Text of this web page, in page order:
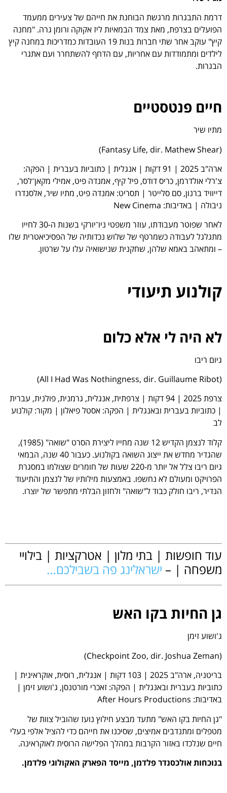
דרמת התבגרות מרגשת הבוחנת את חייהם של צעירים ממעמד
הפועלים בצרפת, מאת צמד הבמאיות ליז אקוקה ורומן גרה. "מחנה
קיץ" עוקב אחר שתי חברות בנות 19 העובדות כמדריכות במחנה קיץ
לילדים ומתמודדות עם אחריות, עם הדחף להשתחרר ועם אתגרי
הבגרות.
חיים פנטסטיים
מתיו שיר
(Fantasy Life, dir. Mathew Shear)
ארה"ב 2025 | 91 דקות | אנגלית | כתוביות בעברית | הפקה:
צ'רלי אולדרמן, כריס דודס, פיל קיף, אמנדה פיט, אמילי מקאן־לסר,
דייוויד ברנון, סם סלייטר | תסריט: אמנדה פיט, מתיו שיר, אלסנדרו
ניבולה | באדיבות: New Cinema
לאחר שפוטר מעבודתו, עוזר משפטי ניו־יורקי בשנות ה-30 לחייו
מתגלגל לעבודה כשמרטף של שלוש נכדותיה של הפסיכיאטרית שלו
– ומתאהב באמא שלהן, שחקנית שנישואיה עלו על שרטון.
קולנוע תיעודי
לא היה לי אלא כלום
גיום ריבו
(All I Had Was Nothingness, dir. Guillaume Ribot)
צרפת 2025 | 94 דקות | צרפתית, אנגלית, גרמנית, פולנית, עברית
| כתוביות בעברית ובאנגלית | הפקה: אסטל פיאלון | מקור: קולנוע
לב
קלוד לנצמן הקדיש 12 שנה מחייו ליצירת הסרט "שואה" (1985),
שהגדיר מחדש את ייצוג השואה בקולנוע. כעבור 40 שנה, הבמאי
גיום ריבו צלל אל יותר מ-220 שעות של חומרים שצולמו במסגרת
הפרויקט ומעולם לא נחשפו. באמצעות מילותיו של לנצמן והתיעוד
הנדיר, ריבו חולק כבוד ל"שואה" ולחזון הבלתי מתפשר של יוצרו.
עוד חופשות | בתי מלון | אטרקציות | בילויי
משפחה | – ישראלינג פה בשבילכם…
גן החיות בקו האש
ג'ושוע זימן
(Checkpoint Zoo, dir. Joshua Zeman)
בריטניה, ארה"ב 2025 | 103 דקות | אנגלית, רוסית, אוקראינית |
כתוביות בעברית ובאנגלית | הפקה: זאכרי מורטנסן, ג'ושוע זימן |
באדיבות: After Hours Productions
"גן החיות בקו האש" מתעד מבצע חילוץ נועז שהוביל צוות של
מטפלים ומתנדבים אמיצים, שסיכנו את חייהם כדי להציל אלפי בעלי
חיים שנלכדו באזור הקרבות במהלך הפלישה הרוסית לאוקראינה.
בנוכחות אולכסנדר פלדמן, מייסד הפארק האקולוגי פלדמן.